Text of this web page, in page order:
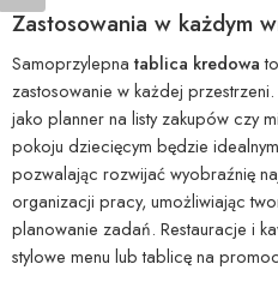
Zastosowania w każdym
Samoprzylepna tablica kredowa
zastosowanie w każdej
jako planner na listy zakupów czy
pokoju dziecięcym będzie
pozwalając rozwijać wyobraźnię
organizacji pracy, umożliwiając
planowanie zadań. Restauracje i
stylowe menu lub tablicę na